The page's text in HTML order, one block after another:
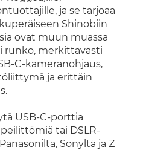
ja se tarjoaa
Shinobiin
ovat muun muassa
runko, merkittävästi
C-kameranohjaus,
ja erittäin
USB-C-porttia
tai DSLR-
Sonyltä ja Z